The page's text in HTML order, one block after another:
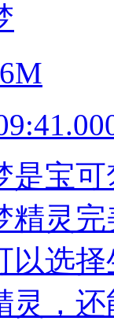
是宝
精灵
以选
灵，